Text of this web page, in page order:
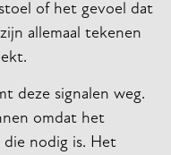
of het gevoel dat
allemaal tekenen
deze signalen weg.
omdat het
nodig is. Het